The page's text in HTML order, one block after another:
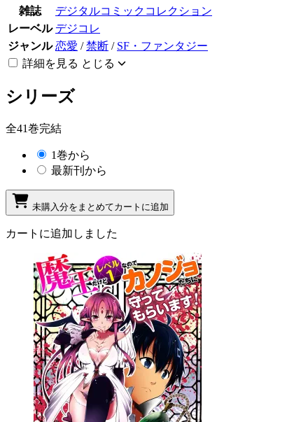
雑誌
デジタルコミックコレクション
レーベル デジコレ
ジャンル 恋愛 /禁断 / SF・ファンタジー
詳細を見る とじる
シリーズ
全41巻完結
1巻から
最新刊から
未購入分をまとめてカートに追加
カートに追加しました